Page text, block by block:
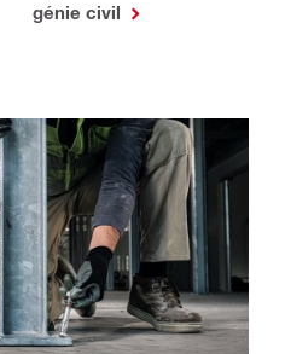
génie civil